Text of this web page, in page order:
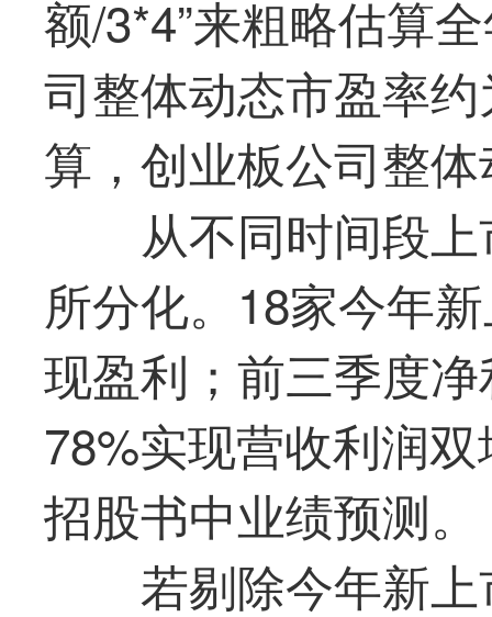
额/3*4”来粗略估算
司整体动态市盈率
算，创业板公司整
从不同时间段
所分化。18家今年
现盈利；前三季度
78%实现营收利润
招股书中业绩预测。
若剔除今年新